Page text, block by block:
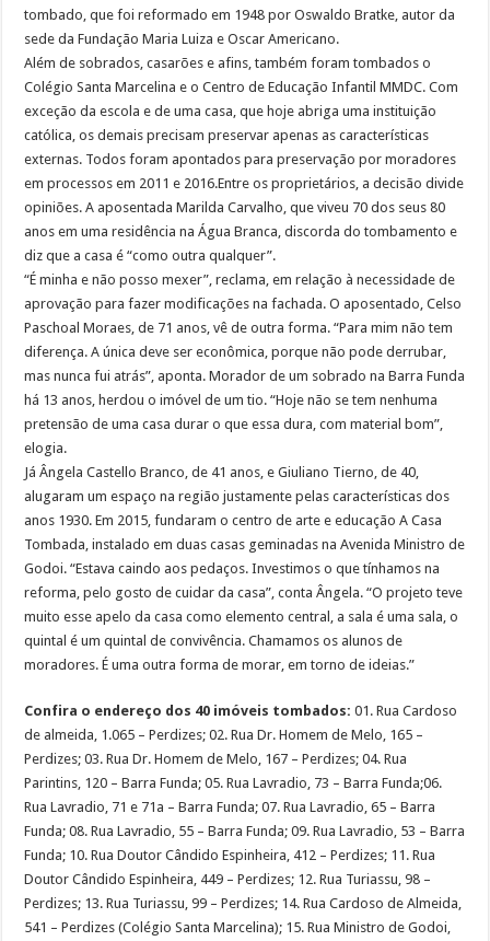
tombado, que foi reformado em 1948 por Oswaldo Bratke, autor da
sede da Fundação Maria Luiza e Oscar Americano.
Além de sobrados, casarões e afins, também foram tombados o
Colégio Santa Marcelina e o Centro de Educação Infantil MMDC. Com
exceção da escola e de uma casa, que hoje abriga uma instituição
católica, os demais precisam preservar apenas as características
externas. Todos foram apontados para preservação por moradores
em processos em 2011 e 2016.Entre os proprietários, a decisão divide
opiniões. A aposentada Marilda Carvalho, que viveu 70 dos seus 80
anos em uma residência na Água Branca, discorda do tombamento e
diz que a casa é “como outra qualquer”.
“É minha e não posso mexer”, reclama, em relação à necessidade de
aprovação para fazer modificações na fachada. O aposentado, Celso
Paschoal Moraes, de 71 anos, vê de outra forma. “Para mim não tem
diferença. A única deve ser econômica, porque não pode derrubar,
mas nunca fui atrás”, aponta. Morador de um sobrado na Barra Funda
há 13 anos, herdou o imóvel de um tio. “Hoje não se tem nenhuma
pretensão de uma casa durar o que essa dura, com material bom”,
elogia.
Já Ângela Castello Branco, de 41 anos, e Giuliano Tierno, de 40,
alugaram um espaço na região justamente pelas características dos
anos 1930. Em 2015, fundaram o centro de arte e educação A Casa
Tombada, instalado em duas casas geminadas na Avenida Ministro de
Godoi. “Estava caindo aos pedaços. Investimos o que tínhamos na
reforma, pelo gosto de cuidar da casa”, conta Ângela. “O projeto teve
muito esse apelo da casa como elemento central, a sala é uma sala, o
quintal é um quintal de convivência. Chamamos os alunos de
moradores. É uma outra forma de morar, em torno de ideias.”
Confira o endereço dos 40 imóveis tombados: 01. Rua Cardoso
de almeida, 1.065 – Perdizes; 02. Rua Dr. Homem de Melo, 165 –
Perdizes; 03. Rua Dr. Homem de Melo, 167 – Perdizes; 04. Rua
Parintins, 120 – Barra Funda; 05. Rua Lavradio, 73 – Barra Funda;06.
Rua Lavradio, 71 e 71a – Barra Funda; 07. Rua Lavradio, 65 – Barra
Funda; 08. Rua Lavradio, 55 – Barra Funda; 09. Rua Lavradio, 53 – Barra
Funda; 10. Rua Doutor Cândido Espinheira, 412 – Perdizes; 11. Rua
Doutor Cândido Espinheira, 449 – Perdizes; 12. Rua Turiassu, 98 –
Perdizes; 13. Rua Turiassu, 99 – Perdizes; 14. Rua Cardoso de Almeida,
541 – Perdizes (Colégio Santa Marcelina); 15. Rua Ministro de Godoi,